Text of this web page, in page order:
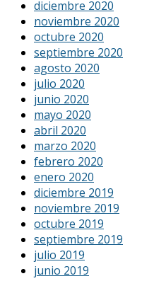
diciembre 2020
noviembre 2020
octubre 2020
septiembre 2020
agosto 2020
julio 2020
junio 2020
mayo 2020
abril 2020
marzo 2020
febrero 2020
enero 2020
diciembre 2019
noviembre 2019
octubre 2019
septiembre 2019
julio 2019
junio 2019